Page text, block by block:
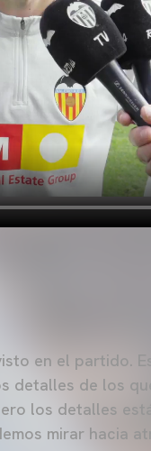
en el partido.
detalles de los
los detalles
mirar hacia